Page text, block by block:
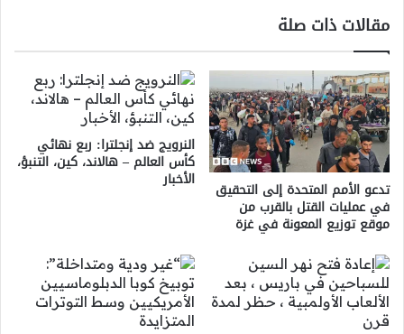
مقالات ذات صلة
تدعو الأمم المتحدة إلى التحقيق
في عمليات القتل بالقرب من
موقع توزيع المعونة في غزة
النرويج ضد إنجلترا: ربع نهائي
كأس العالم – هالاند، كين، التنبؤ،
الأخبار